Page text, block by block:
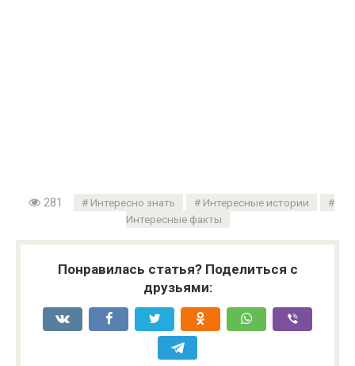
281 Интересно знать
Интересные истории
Интересные факты
Понравилась статья? Поделиться с
друзьями: